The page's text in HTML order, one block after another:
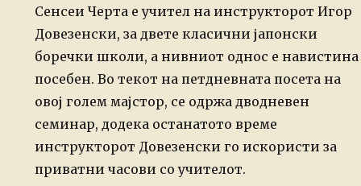
Сенсеи Черта е учител на инструкторот Игор
Довезенски, за двете класични јапонски
боречки школи, а нивниот однос е навистина
посебен. Во текот напетдневната посета на
овој голем мајстор, се одржа дводневен
семинар, додекаостанатото време
инструкторот Довезенски го искористи за
приватни часови со учителот.